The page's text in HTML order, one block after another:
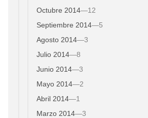
Octubre 2014—12
Septiembre 2014—5
Agosto 2014—3
Julio 2014—8
Junio 2014—3
Mayo 2014—2
Abril 2014—1
Marzo 2014—3